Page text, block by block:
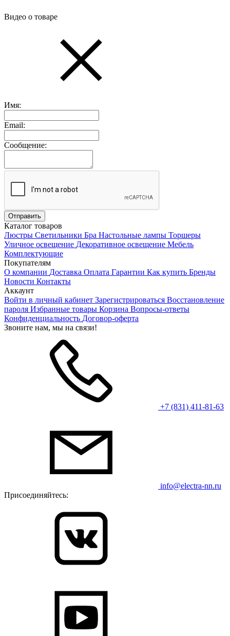
Видео о товаре
Имя:
Email:
Сообщение:
Каталог товаров
Люстры Светильники Бра Настольные лампы Торшеры
Уличное освещение Декоративное освещение Мебель
Комплектующие
Покупателям
О компании Доставка Оплата Гарантии Как купить Бренды
Новости Контакты
Аккаунт
Войти в личный кабинет Зарегистрироваться Восстановление
пароля Избранные товары Корзина Вопросы-ответы
Конфиденциальность Договор-оферта
Звоните нам, мы на связи!
+7 (831) 411-81-63
info@electra-nn.ru
Присоединяйтесь: